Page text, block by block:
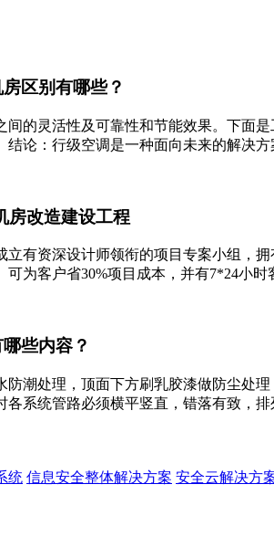
区别有哪些？
间的灵活性及可靠性和节能效果。下面
结论：行级空调是一种面向未来的解决
房改造建设工程
立有资深设计师领衔的项目专案小组，
为客户省30%项目成本，并有7*24小时
些内容？
防潮处理，顶面下方刷乳胶漆做防尘处
各系统管路必须横平竖直，错落有致，
统 信息安全整体解决方案 安全云解决方